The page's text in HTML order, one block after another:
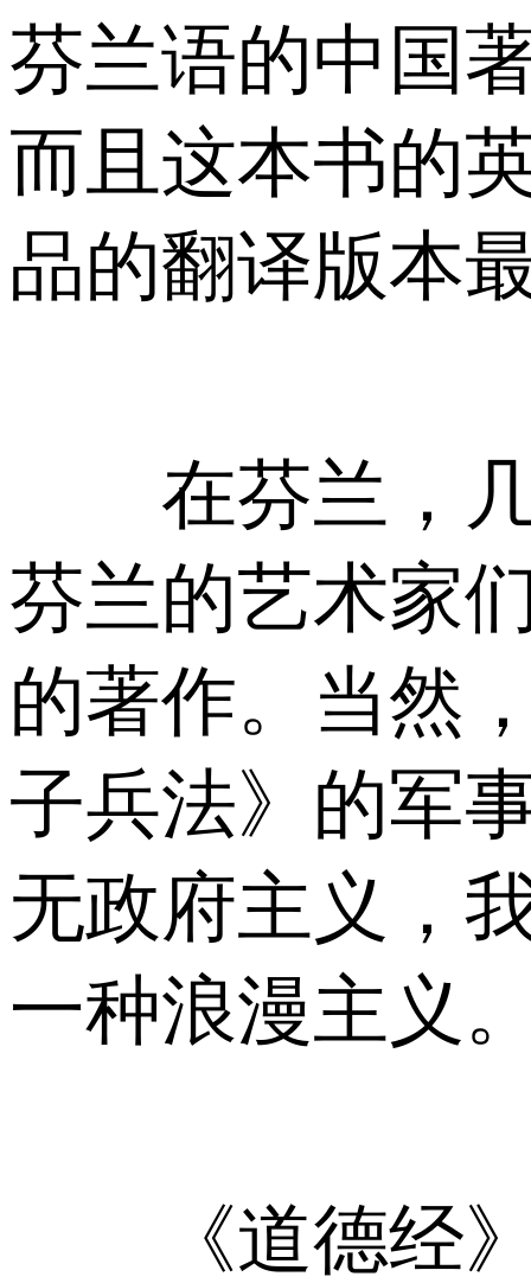
芬兰语的中国
而且这本书的
品的翻译版本
在芬兰，几
芬兰的艺术家
的著作。当然
子兵法》的军
无政府主义，
一种浪漫主义
《道德经》